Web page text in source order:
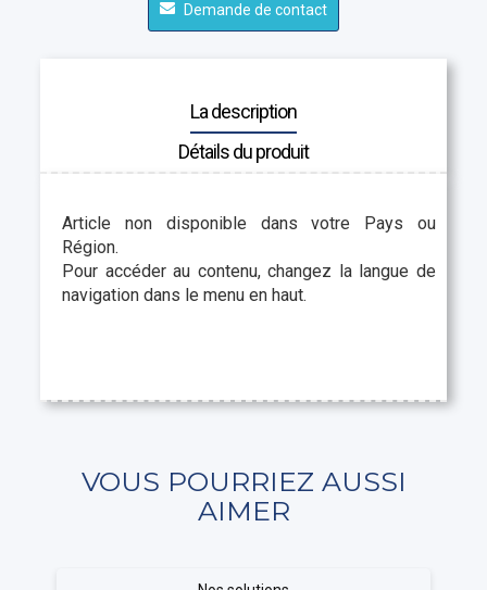
Demande de contact
La description
Détails du produit
Article non disponible dans votre Pays ou
Région.
Pour accéder au contenu, changez la langue de
navigation dans le menu en haut.
VOUS POURRIEZ AUSSI
AIMER